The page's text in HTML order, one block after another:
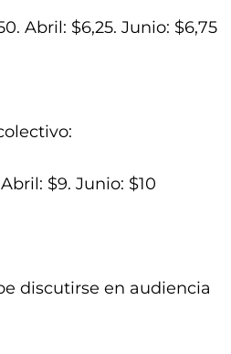
Abril: $6,25. Junio: $6,75
$9. Junio: $10
discutirse en audiencia